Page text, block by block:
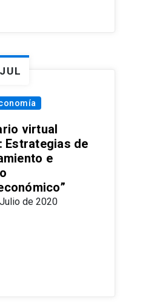
JUL
virtual
Estrategias de
e
de 2020